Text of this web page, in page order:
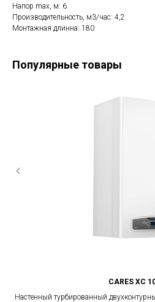
Hапор max, м: 6
Производительность, м3/час: 4,2
Монтажная длинна: 180
Популярные товары
CARES XС
Настенный турбированный